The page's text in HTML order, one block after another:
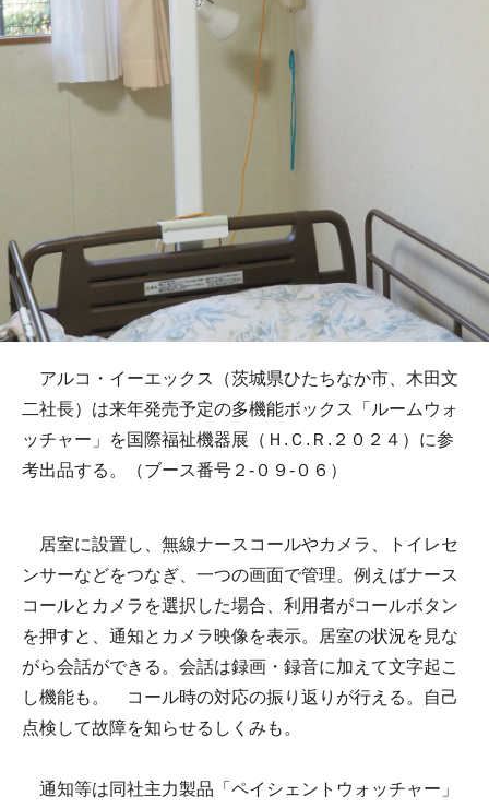
アルコ・イーエックス（茨城県ひたちなか市、木田文
二社長）は来年発売予定の多機能ボックス「ルームウォ
ッチャー」を国際福祉機器展（Ｈ.Ｃ.Ｒ.２０２４）に参
考出品する。（ブース番号２-０９-０６）
居室に設置し、無線ナースコールやカメラ、トイレセ
ンサーなどをつなぎ、一つの画面で管理。例えばナース
コールとカメラを選択した場合、利用者がコールボタン
を押すと、通知とカメラ映像を表示。居室の状況を見な
がら会話ができる。会話は録画・録音に加えて文字起こ
し機能も。 コール時の対応の振り返りが行える。自己
点検して故障を知らせるしくみも。
通知等は同社主力製品「ペイシェントウォッチャー」